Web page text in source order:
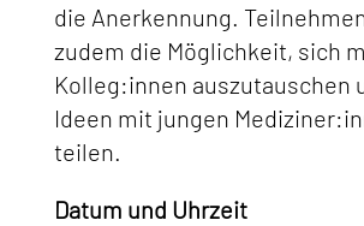
die Anerkennung.
zudem die Möglichkeit, sich
Kolleg:innen auszutauschen
Ideen mit jungen
teilen.
Datum und Uhrzeit